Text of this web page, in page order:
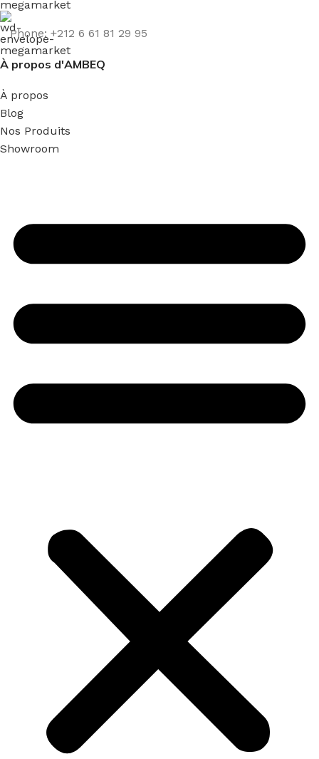
Phone: +212 6 61 81 29 95
À propos d'AMBEQ
À propos
Blog
Nos Produits
Showroom